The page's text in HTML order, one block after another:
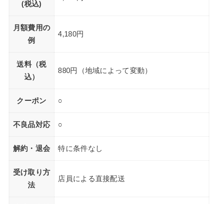
(税込)
月額費用の
例
4,180円
送料（税
込）
880円（地域によって変動）
クーポン ○
不良品対応 ○
解約・退会 特に条件なし
受け取り方
法
店員による直接配送